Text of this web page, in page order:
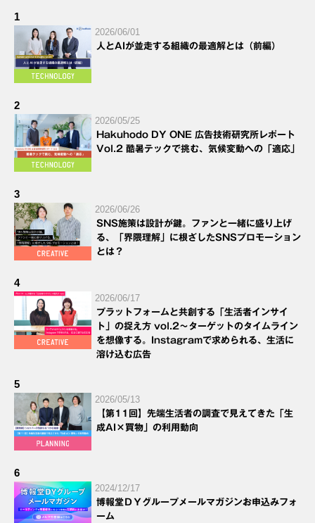
1
2026/06/01
人とAIが並走する組織の最適解とは（前編）
2
2026/05/25
Hakuhodo DY ONE 広告技術研究所レポート
Vol.2 酷暑テックで挑む、気候変動への「適応」
3
2026/06/26
SNS施策は設計が鍵。ファンと一緒に盛り上げ
る、「界隈理解」に根ざしたSNSプロモーション
とは？
4
2026/06/17
プラットフォームと共創する「生活者インサイ
ト」の捉え方 vol.2～ターゲットのタイムライン
を想像する。Instagramで求められる、生活に
溶け込む広告
5
2026/05/13
【第11回】先端生活者の調査で見えてきた「生
成AI×買物」の利用動向
6
2024/12/17
博報堂ＤＹグループメールマガジンお申込みフォ
ーム